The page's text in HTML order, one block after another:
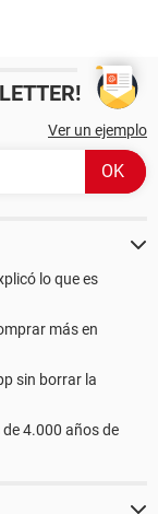
Ver un ejemplo
lo que es
más en
sin borrar la
4.000 años de